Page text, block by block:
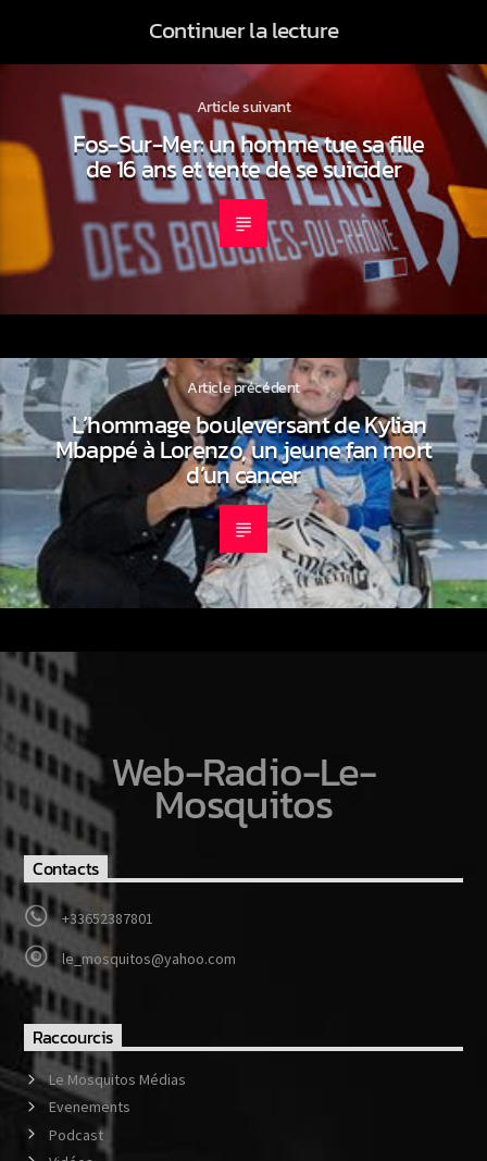
Continuer la lecture
Article suivant
Fos-Sur-Mer: un homme tue sa fille
de 16 ans et tente de se suicider
Article précédent
L’hommage bouleversant de Kylian
Mbappé à Lorenzo, un jeune fan mort
d’un cancer
Web-Radio-Le-
Mosquitos
Contacts
+33652387801
le_mosquitos@yahoo.com
Raccourcis
Le Mosquitos Médias
Evenements
Podcast